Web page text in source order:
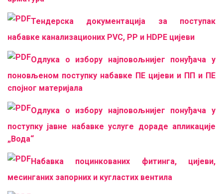
Тендерска документација за поступак
набавке канализационих PVC, PP и HDPE цијеви
Одлука о избору најповољнијег понуђача у
поновљеном поступку набавке ПЕ цијеви и ПП и ПЕ
спојног материјала
Одлука о избору најповољнијег понуђача у
поступку јавне набавке услуге дораде апликације
„Вода“
Набавка поцинкованих фитинга, цијеви,
месинганих запорних и кугластих вентила